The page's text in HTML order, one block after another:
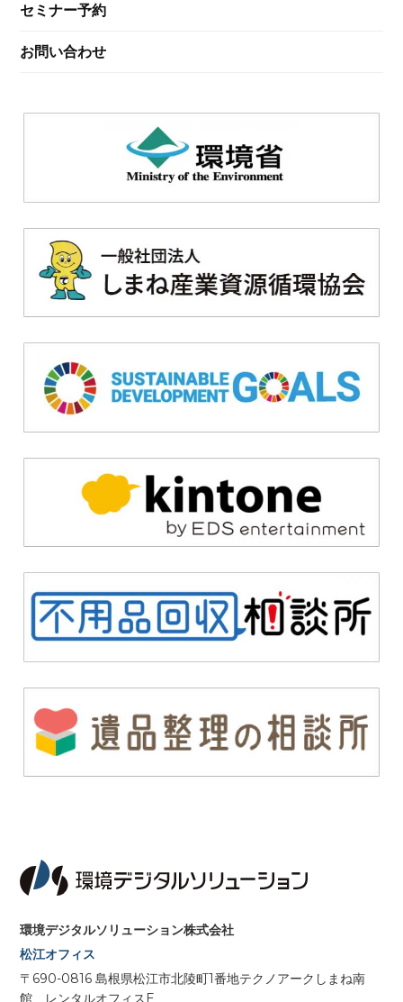
セミナー予約
お問い合わせ
環境デジタルソリューション株式会社
松江オフィス
〒690-0816 島根県松江市北陵町1番地テクノアークしまね南
館 レンタルオフィスE